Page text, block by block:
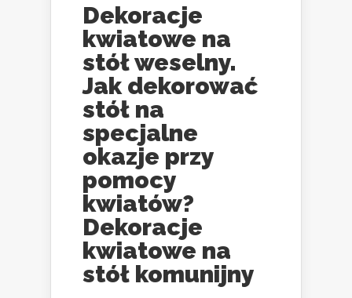
Dekoracje
kwiatowe na
stół weselny.
Jak dekorować
stół na
specjalne
okazje przy
pomocy
kwiatów?
Dekoracje
kwiatowe na
stół komunijny